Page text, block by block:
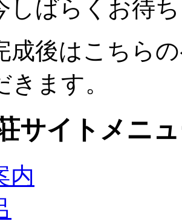
しばらくお待
成後はこちら
ます。
サイトメニ
内